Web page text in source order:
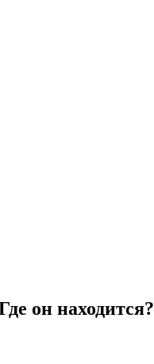
он находится?